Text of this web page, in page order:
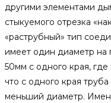
другими элементами
стыкуемого отрезка
«раструбный» тип
имеет один диаметр на
50мм с одного края, где
что с одного края
меньший диаметр.